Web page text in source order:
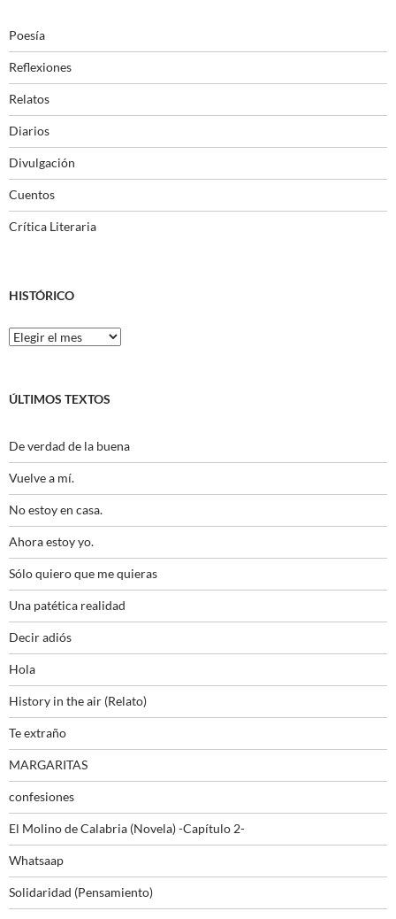
Poesía
Reflexiones
Relatos
Diarios
Divulgación
Cuentos
Crítica Literaria
HISTÓRICO
Histórico
ÚLTIMOS TEXTOS
De verdad de la buena
Vuelve a mí.
No estoy en casa.
Ahora estoy yo.
Sólo quiero que me quieras
Una patética realidad
Decir adiós
Hola
History in the air (Relato)
Te extraño
MARGARITAS
confesiones
El Molino de Calabria (Novela) -Capítulo 2-
Whatsaap
Solidaridad (Pensamiento)